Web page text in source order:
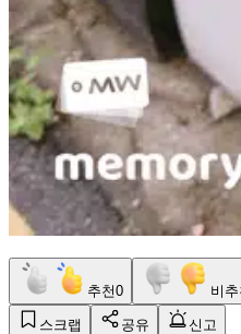
추천0 비추
스크랩 공유
신고